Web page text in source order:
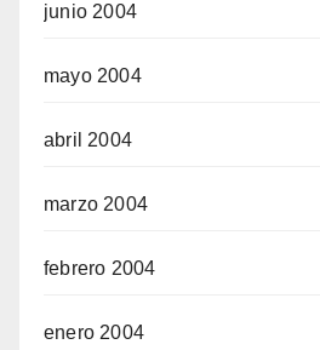
junio 2004
mayo 2004
abril 2004
marzo 2004
febrero 2004
enero 2004